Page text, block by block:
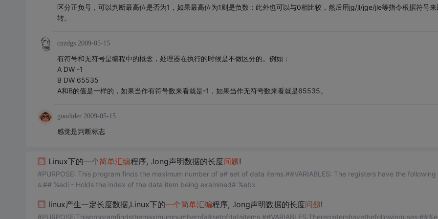
区分正负号，可以判断最高位是否为1，如果最高位为1则是负数；此外也可以与0相比较，然后用jg/jl/jge/jle等指令根据符号来
转。
cnzdgs 2009-05-15
有符号和无符号是编程中的概念，处理器在执行的时候是不做区分的。例如：
A DW -1
B DW 65535
A和B的值是一样的，如果当作有符号数来看就是-1，如果当作无符号数来看就是65535。
goodider 2009-05-15
感觉是判断标志
Linux下的一个简单汇编程序, .long声明数据的长度问题!
#PURPOSE: This program finds the maximum number of a# set of data items.##VARIABLES: The registers have the following use
s:## %edi - Holds the index of the data item being examined# %ebx
linux产生一定长度数据,Linux下的一个简单汇编程序, .long声明数据的长度问题!